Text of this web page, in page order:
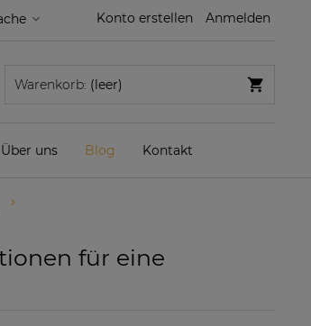
Konto erstellen Anmelden
Warenkorb: (leer)
Über uns Blog Kontakt
für eine